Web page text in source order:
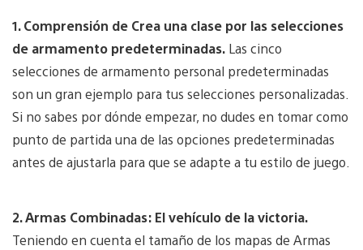
1. Comprensión de Crea una clase por las selecciones
de armamento predeterminadas. Las cinco
selecciones de armamento personal predeterminadas
son un gran ejemplo para tus selecciones personalizadas.
Si no sabes por dónde empezar, no dudes en tomar como
punto de partida una de las opciones predeterminadas
antes de ajustarla para que se adapte a tu estilo de juego.
2. Armas Combinadas: El vehículo de la victoria.
Teniendo en cuenta el tamaño de los mapas de Armas